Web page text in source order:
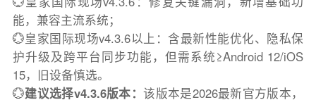
能，兼容主流系统；
💮皇家国际现场v4.3.6以上：含最新性能优化、隐私保
护升级及跨平台同步功能，但需系统≥Android 12/iOS
15，旧设备慎选。
💮建议选择v4.3.6版本：该版本是2026最新官方版本，